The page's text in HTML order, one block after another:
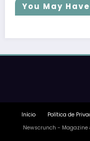
You May
Início Política de
Newscrunch - Magazine